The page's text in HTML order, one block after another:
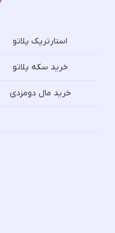
استارترپک پلاتو
خرید سکه پلاتو
خرید مال دومزدی